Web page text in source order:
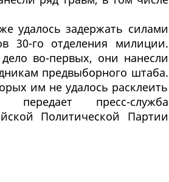
удалось задержать силами
30-го отделения милиции.
во-первых, они нанесли
предвыборного штаба.
им не удалось расклеить
пресс-служба
Политической Партии